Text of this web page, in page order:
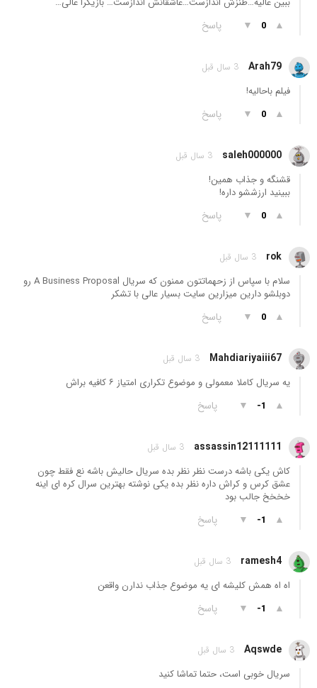
▲
0
▼ پاسخ
Arah79 3 سال قبل
فیلم باحالیه!
▲
0
▼ پاسخ
saleh000000 3 سال قبل
قشنگه و جذاب همین!
ببینید ارزششو داره!
▲
0
▼ پاسخ
rok 3 سال قبل
سلام با سپاس از زحهماتتون ممنون که سریال A Business Proposal رو
دوبلشو دارین میزارین سایت بسیار عالی با تشکر
▲
0
▼ پاسخ
Mahdiariyaiii67 3 سال قبل
یه سریال کاملا معمولی و موضوع تکراری امتیاز ۶ کافیه براش
▲
-1
▼ پاسخ
assassin12111111 3 سال قبل
کاش یکی باشه درست نظر نظر بده سریال حالیش باشه نع فقط چون
عشق کرس و کراش داره نظر بده یکی نوشته بهترین سرال کره ای اینه
خخخخ جالب بود
▲
-1
▼ پاسخ
ramesh4 3 سال قبل
اه اه همش کلیشه ای یه موضوع جذاب ندارن واقعن
▲
-1
▼ پاسخ
Aqswde 3 سال قبل
سریال خوبی است، حتما تماشا کنید